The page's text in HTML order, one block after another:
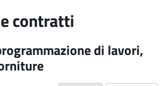
contratti
di lavori,